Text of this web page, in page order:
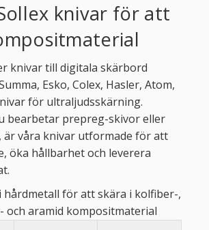
knivar för att
knivar till digitala skärbord
Esko, Colex, Hasler, Atom,
för ultraljudsskärning.
bearbetar prepreg-skivor eller
våra knivar utformade för att
öka hållbarhet och leverera
hårdmetall för att skära i kolfiber-,
och aramid kompositmaterial